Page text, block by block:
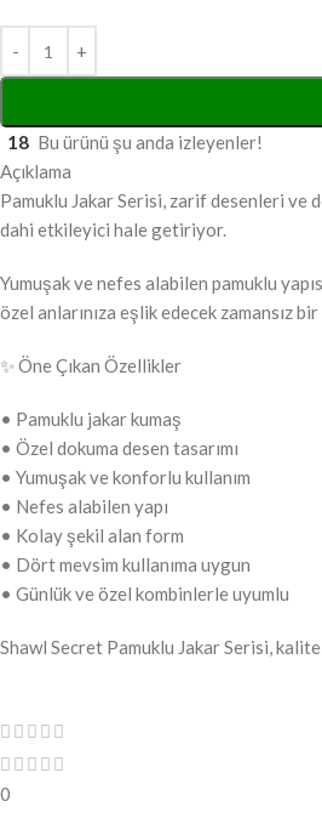
18 Bu ürünü şu anda izleyenler!
Açıklama
Pamuklu Jakar Serisi, zarif desenleri ve
dahi etkileyici hale getiriyor.
Yumuşak ve nefes alabilen pamuklu
özel anlarınıza eşlik edecek zamansız bir
✨ Öne Çıkan Özellikler
• Pamuklu jakar kumaş
• Özel dokuma desen tasarımı
• Yumuşak ve konforlu kullanım
• Nefes alabilen yapı
• Kolay şekil alan form
• Dört mevsim kullanıma uygun
• Günlük ve özel kombinlerle uyumlu
Shawl Secret Pamuklu Jakar Serisi,
0